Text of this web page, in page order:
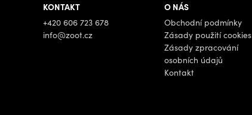
KONTAKT
+420 606 723 678
info@zoot.cz
O NÁS
Obchodní podmínky
Zásady použití cookies
Zásady zpracování
osobních údajů
Kontakt